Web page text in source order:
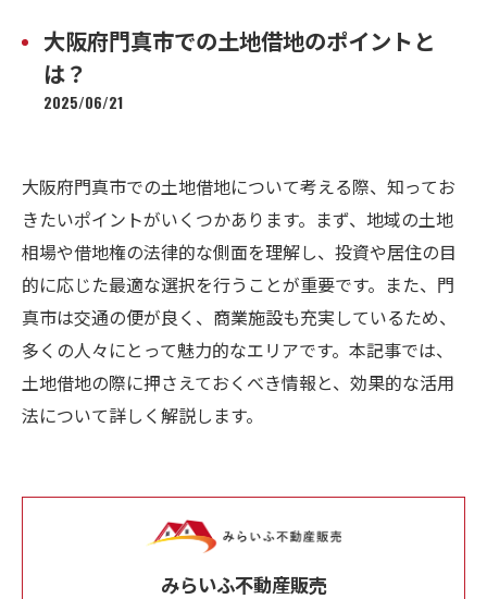
大阪府門真市での土地借地のポイントと
は？
2025/06/21
大阪府門真市での土地借地について考える際、知ってお
きたいポイントがいくつかあります。まず、地域の土地
相場や借地権の法律的な側面を理解し、投資や居住の目
的に応じた最適な選択を行うことが重要です。また、門
真市は交通の便が良く、商業施設も充実しているため、
多くの人々にとって魅力的なエリアです。本記事では、
土地借地の際に押さえておくべき情報と、効果的な活用
法について詳しく解説します。
みらいふ不動産販売